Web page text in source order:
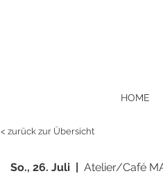
HOME
So., 26. Juli
  |
Atelier/Café
< zurück zur Übersicht